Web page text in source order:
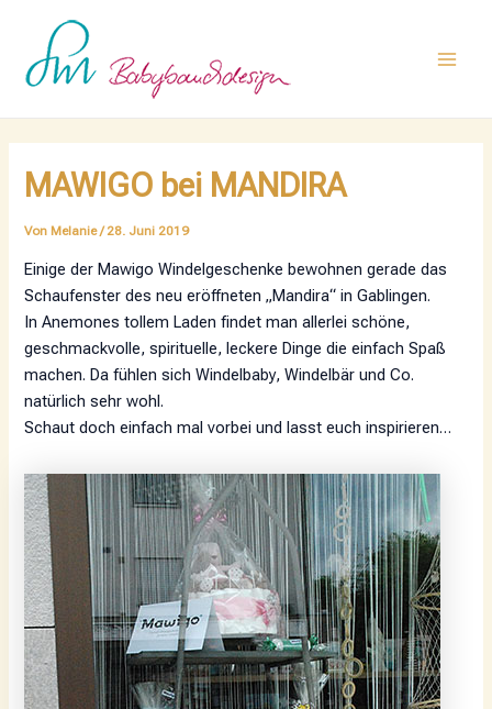
springen
MAWIGO bei MANDIRA
Von Melanie/28. Juni 2019
Einige der Mawigo Windelgeschenke bewohnen gerade das
Schaufenster des neu eröffneten „Mandira“ in Gablingen.
In Anemones tollem Laden findet man allerlei schöne,
geschmackvolle, spirituelle, leckere Dinge die einfach Spaß
machen. Da fühlen sich Windelbaby, Windelbär und Co.
natürlich sehr wohl.
Schaut doch einfach mal vorbei und lasst euch inspirieren…
navigation